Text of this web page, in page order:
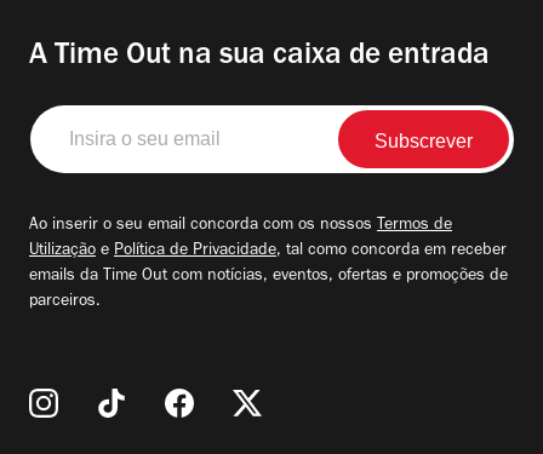
A Time Out na sua caixa de entrada
Insira
o
seu
Ao inserir o seu email concorda com os nossos Termos de
Utilização e Política de Privacidade, tal como concorda em receber
emails da Time Out com notícias, eventos, ofertas e promoções de
parceiros.